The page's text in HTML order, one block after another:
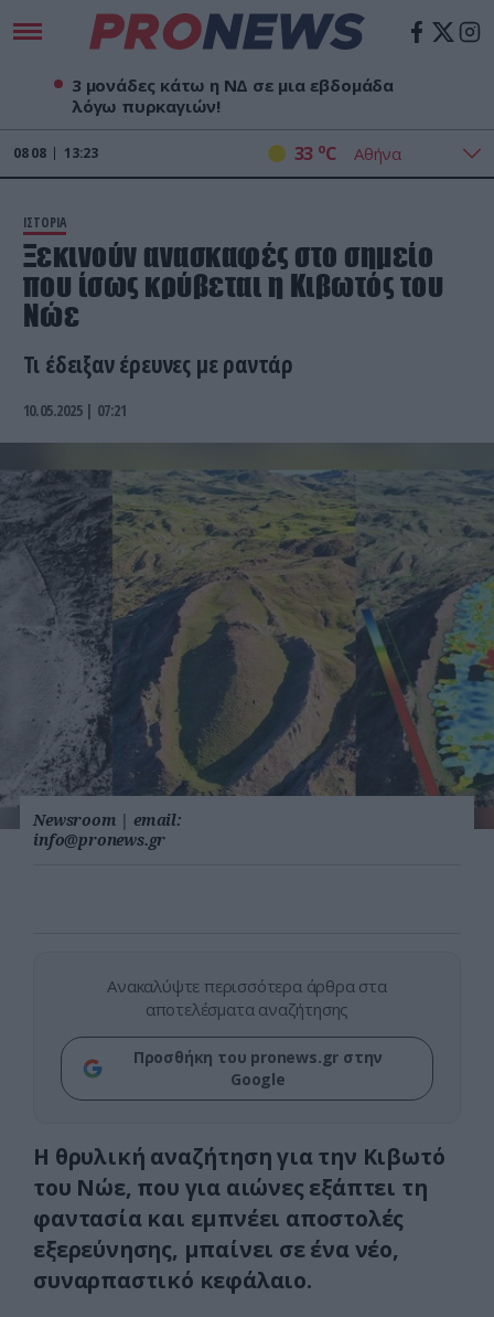
3 μονάδες κάτω η ΝΔ σε μια εβδομάδα
λόγω πυρκαγιών!
08 08 13:23 33 oC
ΙΣΤΟΡΙΑ
Ξεκινούν ανασκαφές στο σημείο
που ίσως κρύβεται η Κιβωτός του
Νώε
Τι έδειξαν έρευνες με ραντάρ
10.05.2025 | 07:21
Newsroom | email:
info@pronews.gr
Ανακαλύψτε περισσότερα άρθρα στα
αποτελέσματα αναζήτησης
Προσθήκη του pronews.gr στην
Google
Η θρυλική αναζήτηση για την Κιβωτό
του Νώε, που για αιώνες εξάπτει τη
φαντασία και εμπνέει αποστολές
εξερεύνησης, μπαίνει σε ένα νέο,
συναρπαστικό κεφάλαιο.